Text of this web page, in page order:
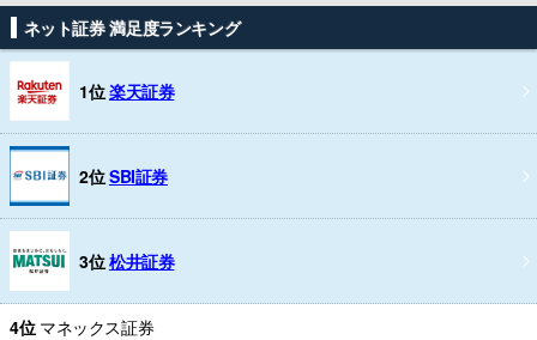
ネット証券 満足度ランキング
1位楽天証券
2位SBI証券
3位松井証券
4位 マネックス証券